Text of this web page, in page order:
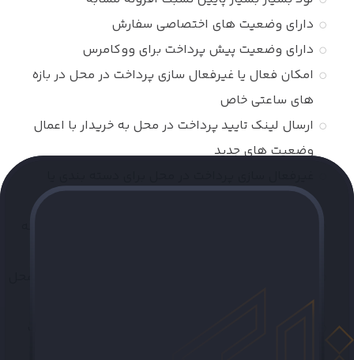
دارای وضعیت های اختصاصی سفارش
دارای وضعیت پیش پرداخت برای ووکامرس
امکان فعال یا غیرفعال سازی پرداخت در محل در بازه
های ساعتی خاص
ارسال لینک تایید پرداخت در محل به خریدار با اعمال
وضعیت های جدید
محصول خاص
به صورت ثابت یا درصدی